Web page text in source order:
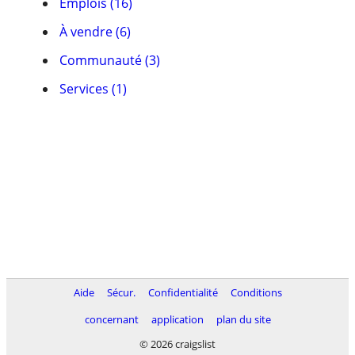
À vendre (6)
Communauté (3)
Services (1)
Aide Sécur. Confidentialité
Conditions
concernant
application
plan du site
© 2026 craigslist